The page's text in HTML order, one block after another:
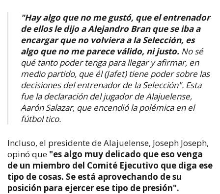
"Hay algo que no me gustó, que el entrenador
de ellos le dijo a Alejandro Bran que se iba a
encargar que no volviera a la Selección, es
algo que no me parece válido, ni justo. No sé
qué tanto poder tenga para llegar y afirmar, en
medio partido, que él (Jafet) tiene poder sobre las
decisiones del entrenador de la Selección". Esta
fue la declaración del jugador de Alajuelense,
Aarón Salazar, que encendió la polémica en el
fútbol tico.
Incluso, el presidente de Alajuelense, Joseph Joseph,
opinó que "es algo muy delicado que eso venga
de un miembro del Comité Ejecutivo que diga ese
tipo de cosas. Se está aprovechando de su
posición para ejercer ese tipo de presión".